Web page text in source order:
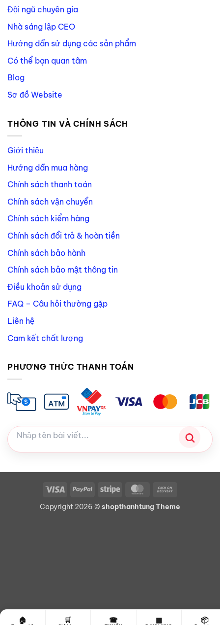
Đội ngũ chuyên gia
Nhà sáng lập CEO
Hướng dẫn sử dụng các sản phẩm
Có thể bạn quan tâm
Blog
Sơ đồ Website
THÔNG TIN VÀ CHÍNH SÁCH
Giới thiệu
Hướng dẫn mua hàng
Chính sách thanh toán
Chính sách vận chuyển
Chính sách kiểm hàng
Chính sách đổi trả & hoàn tiền
Chính sách bảo hành
Chính sách bảo mật thông tin
Điều khoản sử dụng
FAQ – Câu hỏi thường gặp
Liên hệ
Cam kết chất lượng
PHƯƠNG THỨC THANH TOÁN
Visa PayPal Stripe MasterCard
Delivery
Copyright 2026 © shopthanhtung Theme
🏠 🛒 ☎ ▦ 📦